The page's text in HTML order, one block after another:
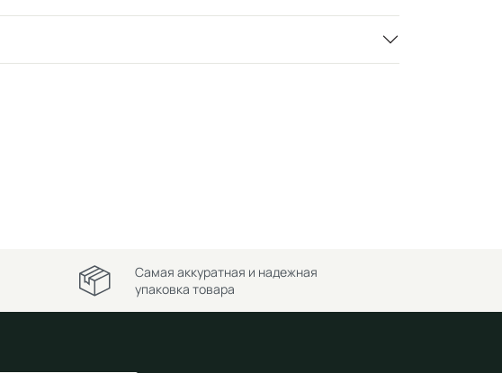
Самая аккуратная и надежная
упаковка товара